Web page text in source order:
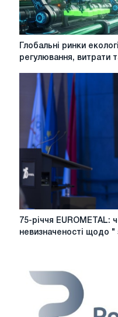
Глобальні
чистої
сталі
2026
році:
регулювання,
витрати
та
регіональні
відмінності
Глобальні ринки
регулювання, витрати
75-
адаптуватися
невизначеності
щодо
75-річчя EUROMETAL:
невизначеності щодо "